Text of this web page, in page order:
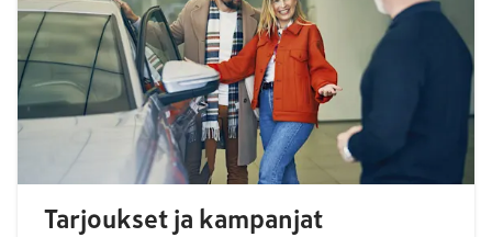
Tarjoukset ja kampanjat